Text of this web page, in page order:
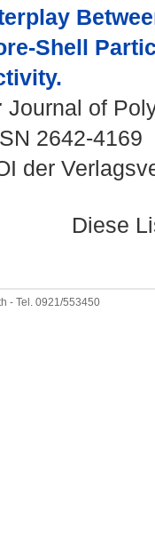
Shell
Journal of
2642-4169
der
Diese
- Tel. 0921/553450